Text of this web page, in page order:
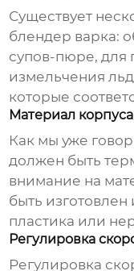
Существует
блендер варка:
супов-пюре, для
измельчения
которые
Материал корпуса
Как мы уже
должен быть
внимание на
быть
пластика или
Регулировка
Регулировка